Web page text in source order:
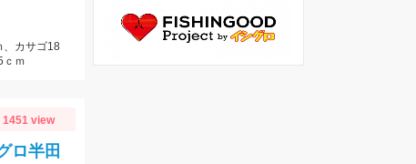
、カサゴ18
ｃｍ
1451 view
ロ半田